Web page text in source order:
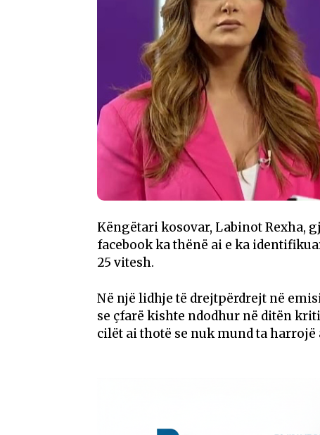
Këngëtari kosovar, Labinot Rexha,
facebook ka thënë ai e ka
25 vitesh.
Në një lidhje të drejtpërdrejt në
se çfarë kishte ndodhur në ditën
cilët ai thotë se nuk mund ta harrojë